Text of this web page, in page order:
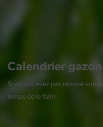
Calendrier
Si vous n’avez pas rénové
temps de le faire.